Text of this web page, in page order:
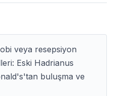
saat sürer?
veya resepsiyon
Eski Hadrianus
buluşma ve